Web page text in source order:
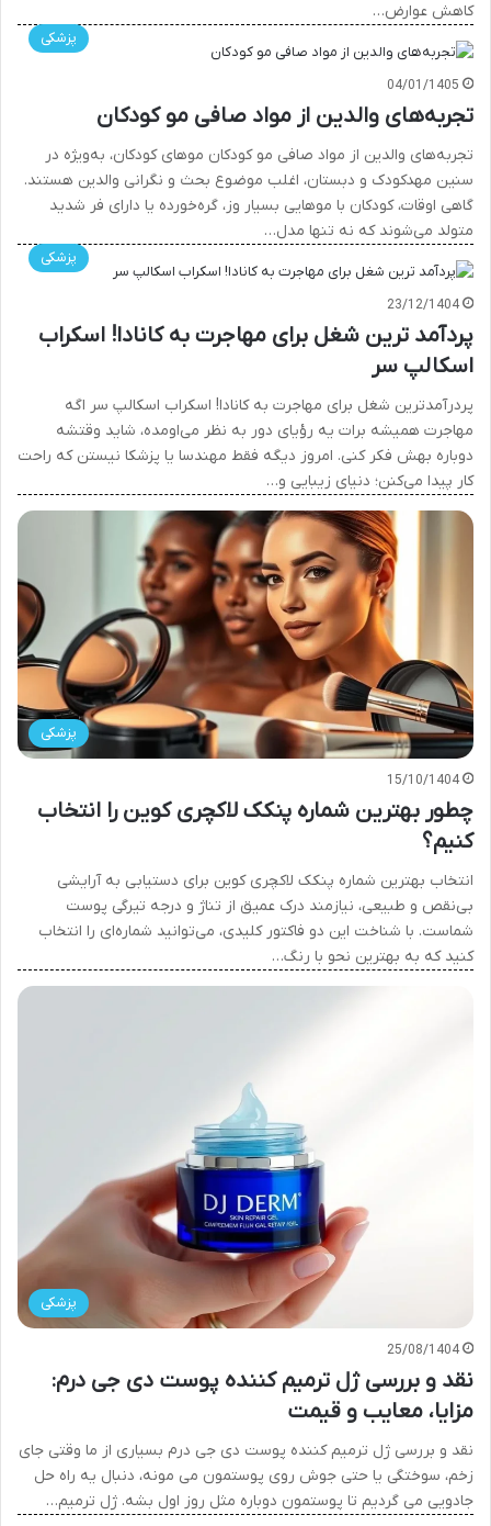
کاهش عوارض…
پزشکی
04/01/1405
تجربه‌های والدین از مواد صافی مو کودکان
تجربه‌های والدین از مواد صافی مو کودکان موهای کودکان، به‌ویژه در
سنین مهدکودک و دبستان، اغلب موضوع بحث و نگرانی والدین هستند.
گاهی اوقات، کودکان با موهایی بسیار وز، گره‌خورده یا دارای فر شدید
متولد می‌شوند که نه تنها مدل…
پزشکی
23/12/1404
پردآمد ترین شغل برای مهاجرت به کانادا! اسکراب
اسکالپ سر
پردرآمدترین شغل برای مهاجرت به کانادا! اسکراب اسکالپ سر اگه
مهاجرت همیشه برات یه رؤیای دور به نظر می‌اومده، شاید وقتشه
دوباره بهش فکر کنی. امروز دیگه فقط مهندسا یا پزشکا نیستن که راحت
کار پیدا می‌کنن؛ دنیای زیبایی و…
پزشکی
15/10/1404
چطور بهترین شماره پنکک لاکچری کوین را انتخاب
کنیم؟
انتخاب بهترین شماره پنکک لاکچری کوین برای دستیابی به آرایشی
بی‌نقص و طبیعی، نیازمند درک عمیق از تناژ و درجه تیرگی پوست
شماست. با شناخت این دو فاکتور کلیدی، می‌توانید شماره‌ای را انتخاب
کنید که به بهترین نحو با رنگ…
پزشکی
25/08/1404
نقد و بررسی ژل ترمیم کننده پوست دی جی درم:
مزایا، معایب و قیمت
نقد و بررسی ژل ترمیم کننده پوست دی جی درم بسیاری از ما وقتی جای
زخم، سوختگی یا حتی جوش روی پوستمون می مونه، دنبال یه راه حل
جادویی می گردیم تا پوستمون دوباره مثل روز اول بشه. ژل ترمیم…